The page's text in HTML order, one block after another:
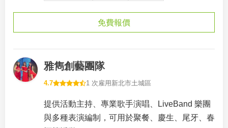
免費報價
雅雋創藝團隊
4.7 1 次雇用 新北市土城區
提供活動主持、專業歌手演唱、LiveBand 樂團
與多種表演編制，可用於聚餐、慶生、尾牙、春